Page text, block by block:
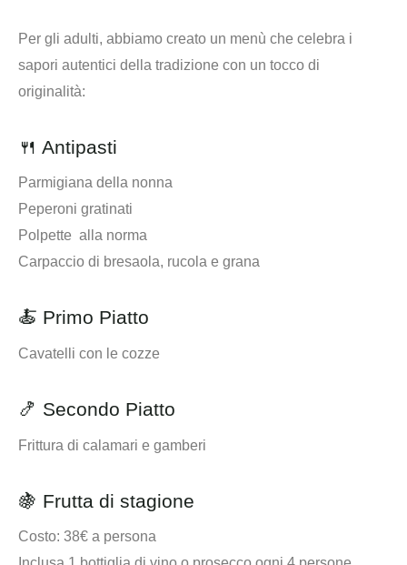
Per gli adulti, abbiamo creato un menù che celebra i
sapori autentici della tradizione con un tocco di
originalità:
🍴 Antipasti
Parmigiana della nonna
Peperoni gratinati
Polpette alla norma
Carpaccio di bresaola, rucola e grana
🍝 Primo Piatto
Cavatelli con le cozze
🍤 Secondo Piatto
Frittura di calamari e gamberi
🍇 Frutta di stagione
Costo: 38€ a persona